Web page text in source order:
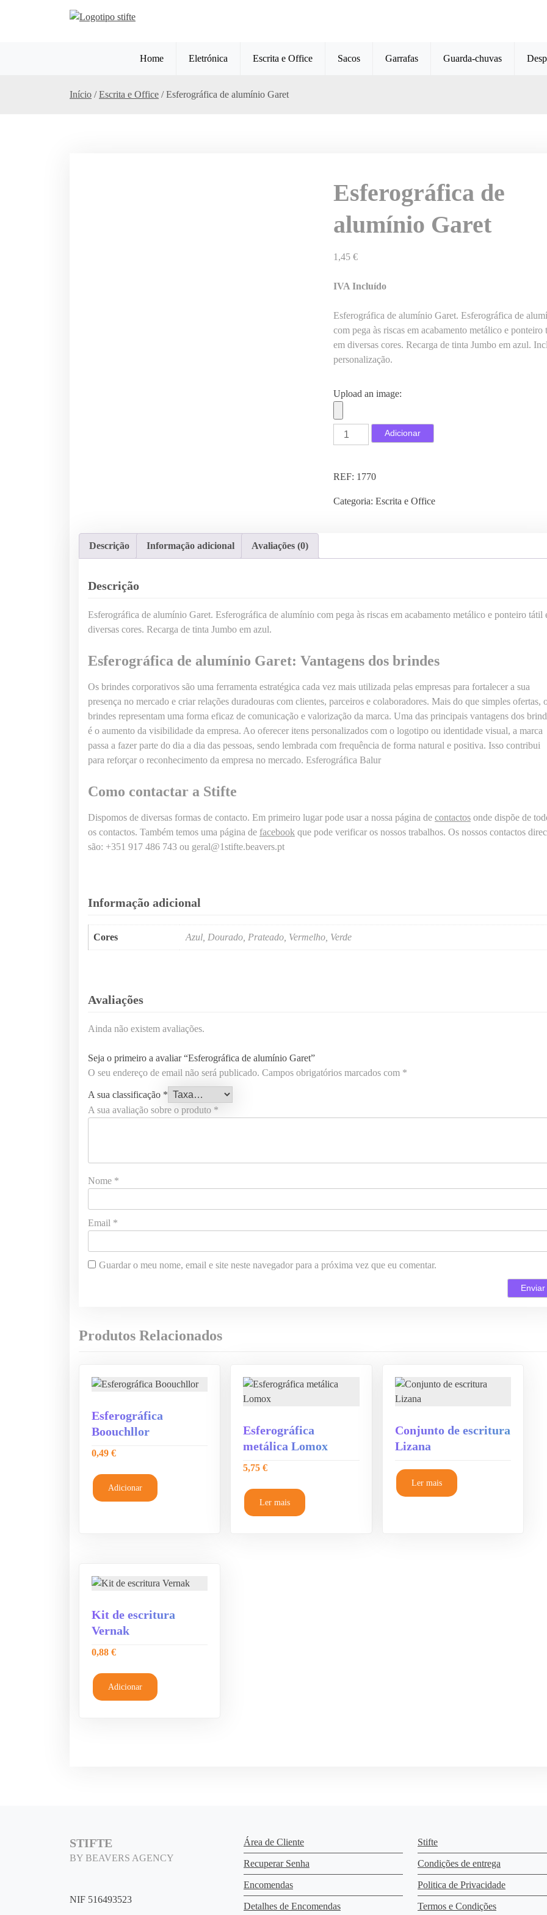
Home Eletrónica Escrita e Office Sacos Garrafas Guarda-chuvas
Início /Escrita e Office / Esferográfica de alumínio Garet
Esferográfica de
alumínio Garet
1,45 €
IVA Incluído
Esferográfica de alumínio Garet. Esferográfica de
com pega às riscas em acabamento metálico e ponteiro
em diversas cores. Recarga de tinta Jumbo em azul.
personalização.
Upload an image:
u
n
i
e
s
r
c
o
G
Adicionar
REF: 1770
Categoria: Escrita e Office
Descrição Informação adicional Avaliações (0)
Descrição
Esferográfica de alumínio Garet. Esferográfica de alumínio com pega às riscas em acabamento metálico e ponteiro tátil
diversas cores. Recarga de tinta Jumbo em azul.
Esferográfica de alumínio Garet: Vantagens dos brindes
Os brindes corporativos são uma ferramenta estratégica cada vez mais utilizada pelas empresas para fortalecer a sua
presença no mercado e criar relações duradouras com clientes, parceiros e colaboradores. Mais do que simples ofertas,
brindes representam uma forma eficaz de comunicação e valorização da marca. Uma das principais vantagens dos
é o aumento da visibilidade da empresa. Ao oferecer itens personalizados com o logotipo ou identidade visual, a marca
passa a fazer parte do dia a dia das pessoas, sendo lembrada com frequência de forma natural e positiva. Isso contribui
para reforçar o reconhecimento da empresa no mercado. Esferográfica Balur
Como contactar a Stifte
Dispomos de diversas formas de contacto. Em primeiro lugar pode usar a nossa página de contactos onde dispõe de
os contactos. Também temos uma página de facebook que pode verificar os nossos trabalhos. Os nossos contactos
são: +351 917 486 743 ou geral@1stifte.beavers.pt
Informação adicional
Cores Azul, Dourado, Prateado, Vermelho, Verde
Avaliações
Ainda não existem avaliações.
Seja o primeiro a avaliar “Esferográfica de alumínio Garet”
O seu endereço de email não será publicado. Campos obrigatórios marcados com *
A sua classificação *
A sua avaliação sobre o produto *
Nome *
Email *
Guardar o meu nome, email e site neste navegador para a próxima vez que eu comentar.
Produtos Relacionados
Esferográfica
Boouchllor
0,49 €
Adicionar
Esferográfica
metálica Lomox
5,75€
Ler mais
Conjunto de escritura
Lizana
Ler mais
Kit de escritura
Vernak
0,88 €
Adicionar
STIFTE
BY BEAVERS AGENCY
NIF 516493523
Área de Cliente
Recuperar Senha
Encomendas
Detalhes de Encomendas
Stifte
Condições de entrega
Politica de Privacidade
Termos e Condições